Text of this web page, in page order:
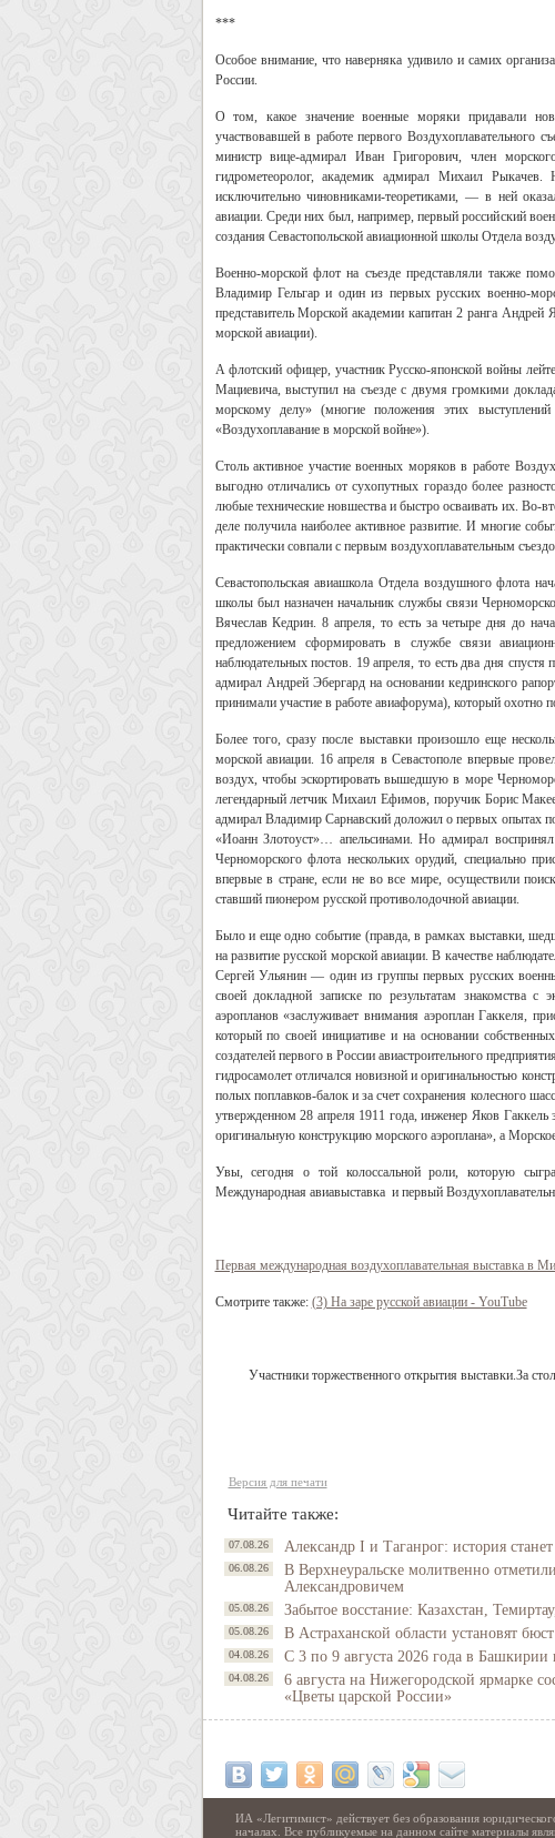
***
Особое внимание, что наверняка удивило и самих
России.
О том, какое значение военные моряки придавали
участвовавшей в работе первого Воздухоплавательного
министр вице-адмирал Иван Григорович, член
гидрометеоролог, академик адмирал Михаил
исключительно чиновниками-теоретиками, — в ней
авиации. Среди них был, например, первый российский
создания Севастопольской авиационной школы Отдела
Военно-морской флот на съезде представляли также
Владимир Гельгар и один из первых русских военно-
представитель Морской академии капитан 2 ранга
морской авиации).
А флотский офицер, участник Русско-японской войны
Мациевича, выступил на съезде с двумя громкими
морскому делу» (многие положения этих
«Воздухоплавание в морской войне»).
Столь активное участие военных моряков в работе
выгодно отличались от сухопутных гораздо более
любые технические новшества и быстро осваивать их. Во-
деле получила наиболее активное развитие. И многие
практически совпали с первым воздухоплавательным
Севастопольская авиашкола Отдела воздушного флота
школы был назначен начальник службы связи
Вячеслав Кедрин. 8 апреля, то есть за четыре дня до
предложением сформировать в службе связи
наблюдательных постов. 19 апреля, то есть два дня
адмирал Андрей Эбергард на основании кедринского
принимали участие в работе авиафорума), который охотно
Более того, сразу после выставки произошло еще
морской авиации. 16 апреля в Севастополе впервые
воздух, чтобы эскортировать вышедшую в море
легендарный летчик Михаил Ефимов, поручик Борис
адмирал Владимир Сарнавский доложил о первых опытах
«Иоанн Злотоуст»… апельсинами. Но адмирал
Черноморского флота нескольких орудий, специально
впервые в стране, если не во все мире, осуществили
ставший пионером русской противолодочной авиации.
Было и еще одно событие (правда, в рамках выставки,
на развитие русской морской авиации. В качестве
Сергей Ульянин — один из группы первых русских
своей докладной записке по результатам знакомства
аэропланов «заслуживает внимания аэроплан Гаккеля,
который по своей инициативе и на основании
создателей первого в России авиастроительного
гидросамолет отличался новизной и оригинальностью
полых поплавков-балок и за счет сохранения колесного
утвержденном 28 апреля 1911 года, инженер Яков
оригинальную конструкцию морского аэроплана», а
Увы, сегодня о той колоссальной роли, которую
Международная авиавыставка и первый
Первая международная воздухоплавательная выставка в
Смотрите также: (3) На заре русской авиации - YouTube
Участники торжественного открытия выставки.За
Версия для печати
Читайте также:
07.08.26 Александр I и Таганрог: история
06.08.26
В Верхнеуральске молитвенно
Александровичем
05.08.26 Забытое восстание: Казахстан,
05.08.26 В Астраханской области установят
04.08.26 С 3 по 9 августа 2026 года в Башкирии
04.08.26
6 августа на Нижегородской ярмарке
«Цветы царской России»
ИА «Легитимист» действует без образования
началах. Все публикуемые на данном сайте материалы